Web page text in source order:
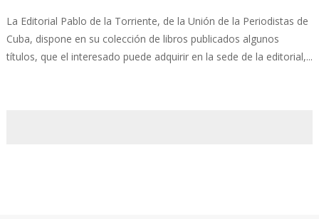
La Editorial Pablo de la Torriente, de la Unión de la Periodistas de
Cuba, dispone en su colección de libros publicados algunos
títulos, que el interesado puede adquirir en la sede de la editorial,...